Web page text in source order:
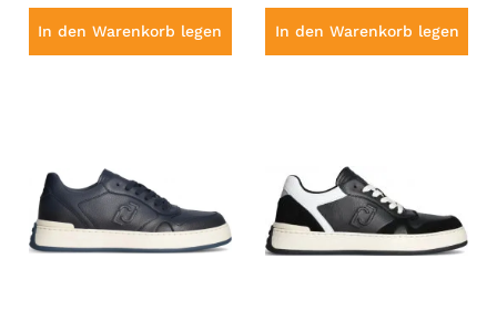
In den Warenkorb legen In den Warenkorb legen